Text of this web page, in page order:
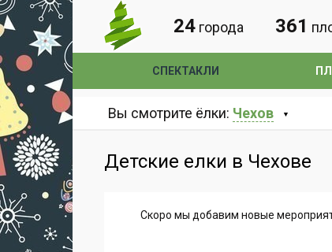
24 города 361
СПЕКТАКЛИ
Вы смотрите ёлки: Чехов
Детские елки в Чехове
Скоро мы добавим новые